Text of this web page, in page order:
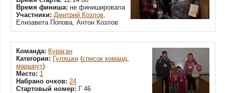
Время финиша: не финишировала
Участники: Дмитрий Козлов,
Елизавета Попова, Антон Козлов
Команда: Кураган
Категория: Гуляшки (список команд,
маршрут)
Место: 1
Набрано очков: 24
Стартовый номер: Г 46